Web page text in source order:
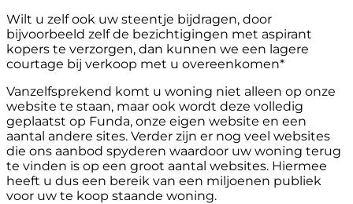
Wilt u zelf ook uw steentje bijdragen, door
bijvoorbeeld zelf de bezichtigingen met aspirant
kopers te verzorgen, dan kunnen we een lagere
courtage bij verkoop met u overeenkomen*
Vanzelfsprekend komt u woning niet alleen op onze
website te staan, maar ook wordt deze volledig
geplaatst op Funda, onze eigen website en een
aantal andere sites. Verder zijn er nog veel websites
die ons aanbod spyderen waardoor uw woning terug
te vinden is op een groot aantal websites. Hiermee
heeft u dus een bereik van een miljoenen publiek
voor uw te koop staande woning.